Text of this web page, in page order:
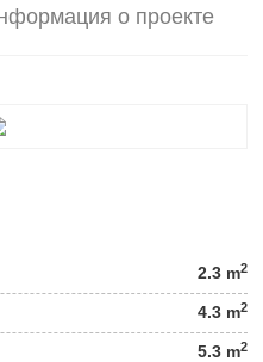
о проекте
2.3 m2
4.3 m2
5.3 m2